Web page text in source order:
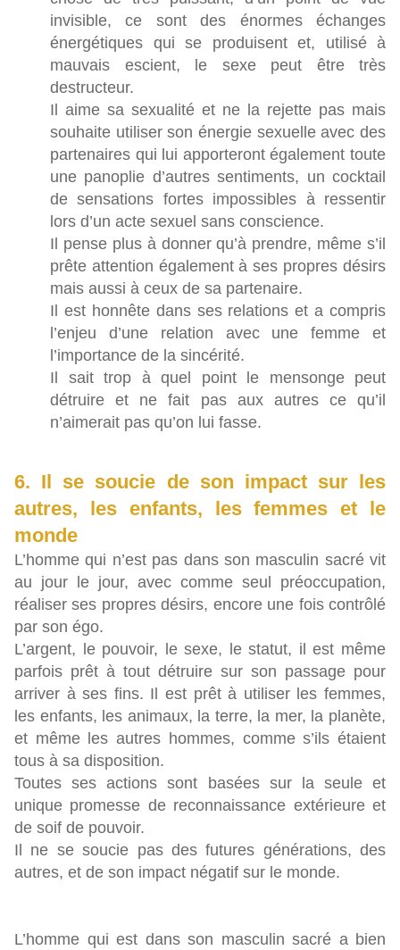
invisible, ce sont des énormes échanges
énergétiques qui se produisent et, utilisé à
mauvais escient, le sexe peut être très
destructeur.
Il aime sa sexualité et ne la rejette pas mais
souhaite utiliser son énergie sexuelle avec des
partenaires qui lui apporteront également toute
une panoplie d’autres sentiments, un cocktail
de sensations fortes impossibles à ressentir
lors d’un acte sexuel sans conscience.
Il pense plus à donner qu’à prendre, même s’il
prête attention également à ses propres désirs
mais aussi à ceux de sa partenaire.
Il est honnête dans ses relations et a compris
l’enjeu d’une relation avec une femme et
l’importance de la sincérité.
Il sait trop à quel point le mensonge peut
détruire et ne fait pas aux autres ce qu’il
n’aimerait pas qu’on lui fasse.
6. Il se soucie de son impact sur les
autres, les enfants, les femmes et le
monde
L’homme qui n’est pas dans son masculin sacré vit
au jour le jour, avec comme seul préoccupation,
réaliser ses propres désirs, encore une fois contrôlé
par son égo.
L’argent, le pouvoir, le sexe, le statut, il est même
parfois prêt à tout détruire sur son passage pour
arriver à ses fins. Il est prêt à utiliser les femmes,
les enfants, les animaux, la terre, la mer, la planète,
et même les autres hommes, comme s’ils étaient
tous à sa disposition.
Toutes ses actions sont basées sur la seule et
unique promesse de reconnaissance extérieure et
de soif de pouvoir.
Il ne se soucie pas des futures générations, des
autres, et de son impact négatif sur le monde.
L’homme qui est dans son masculin sacré a bien